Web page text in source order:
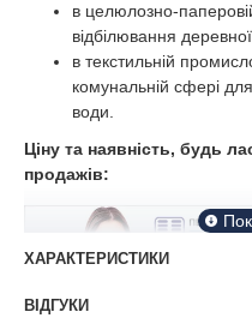
в целюлозно-
відбілювання
в текстильній
комунальній сфері
води.
Ціну та наявність, будь
продажів:
ХАРАКТЕРИСТИКИ
ВІДГУКИ